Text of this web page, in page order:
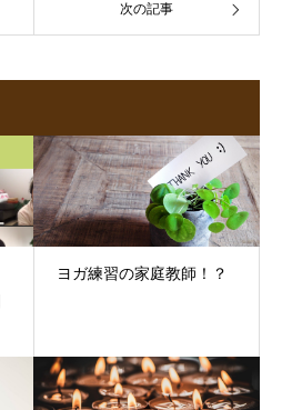
次の記事
ヨガ練習の家庭教師！？